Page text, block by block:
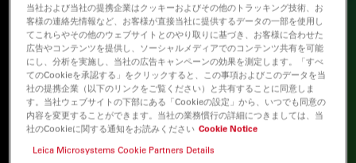
当社および当社の提携企業はクッキーおよびその他のトラッキング技術、お
客様の連絡先情報など、お客様が直接当社に提供するデータの一部を使用し
てこれらやその他のウェブサイトとのやり取りに基づき、お客様に合わせた
広告やコンテンツを提供し、ソーシャルメディアでのコンテンツ共有を可能
にし、分析を実施し、当社の広告キャンペーンの効果を測定します。「すべ
てのCookieを承認する」をクリックすると、この事項およびこのデータを当
社の提携企業（以下のリンクをご覧ください）と共有することに同意しま
す。当社ウェブサイトの下部にある「Cookieの設定」から、いつでも同意の
内容を変更することができます。当社の業務慣行の詳細につきましては、当
社のCookieに関する通知をお読みください Cookie Notice
Leica Microsystems Cookie Partners Details